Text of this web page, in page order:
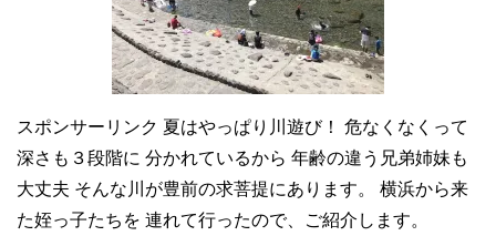
スポンサーリンク 夏はやっぱり川遊び！ 危なくなくって
深さも３段階に 分かれているから 年齢の違う兄弟姉妹も
大丈夫 そんな川が豊前の求菩提にあります。 横浜から来
た姪っ子たちを 連れて行ったので、ご紹介します。